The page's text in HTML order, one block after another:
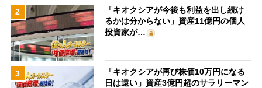
2
「キオクシアが今後も利益を出し続け
るかは分からない」資産11億円の個人
投資家が…
3
「キオクシアが再び株価10万円になる
日は遠い」資産3億円超のサラリーマン